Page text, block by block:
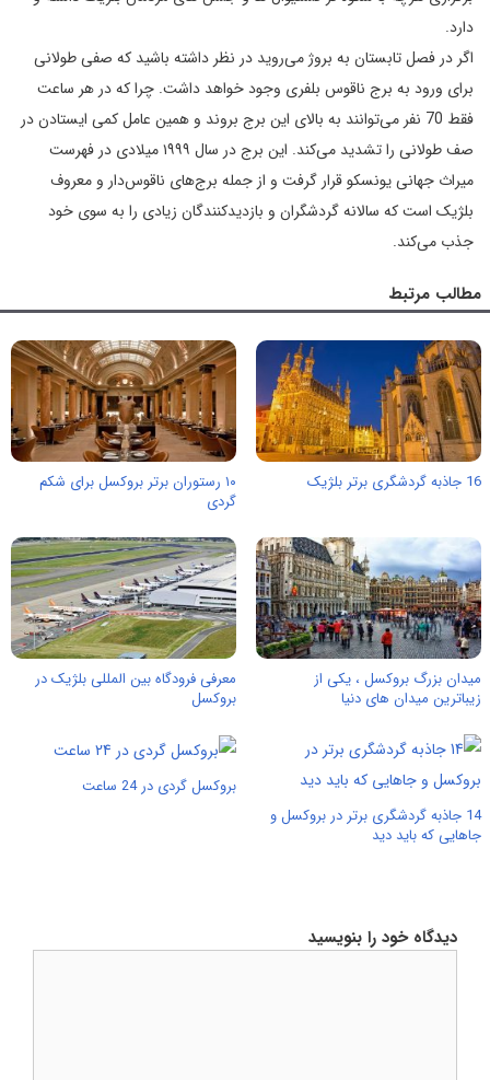
دارد.
اگر در فصل تابستان به بروژ می‌روید در نظر داشته ‏باشید که صفی طولانی
برای ورود به برج ناقوس بلفری وجود خواهد داشت. چرا که در هر ساعت
فقط 70 نفر می‌توانند به بالای این برج بروند و ‏همین عامل کمی ایستادن در
صف طولانی را تشدید می‌کند. این برج در سال ۱۹۹۹ میلادی در فهرست
میراث جهانی یونسکو قرار گرفت و از جمله برج‌های ناقوس‌دار و معروف‌
بلژیک است که سالانه گردشگران و بازدیدکنندگان زیادی را به سوی خود
جذب می‌کند.
مطالب مرتبط
16 جاذبه گردشگری برتر بلژیک
۱۰ رستوران برتر بروکسل برای شکم
گردی
میدان بزرگ بروکسل ، یکی از
زیباترین میدان های دنیا
معرفی فرودگاه بین المللی بلژیک در
بروکسل
14 جاذبه گردشگری برتر در بروکسل و
جاهایی که باید دید
بروکسل گردی در 24 ساعت
دیدگاه خود را بنویسید